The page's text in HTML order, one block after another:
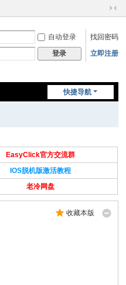
切
到
窄
自动登录
找回密码
登录 立即注册
快捷导航
EasyClick官方交流群
IOS脱机版激活教程
老冷网盘
收藏本版